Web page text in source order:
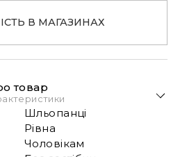
В МАГАЗИНАХ
товар
Шльопанці
Рівна
Чоловікам